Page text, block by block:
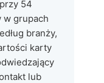
przy 54
w grupach
branży,
karty
lub